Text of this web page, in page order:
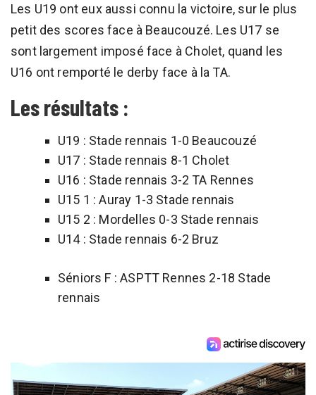
Les U19 ont eux aussi connu la victoire, sur le plus
petit des scores face à Beaucouzé. Les U17 se
sont largement imposé face à Cholet, quand les
U16 ont remporté le derby face à la TA.
Les résultats :
U19 : Stade rennais 1-0 Beaucouzé
U17 : Stade rennais 8-1 Cholet
U16 : Stade rennais 3-2 TA Rennes
U15 1 : Auray 1-3 Stade rennais
U15 2 : Mordelles 0-3 Stade rennais
U14 : Stade rennais 6-2 Bruz
Séniors F : ASPTT Rennes 2-18 Stade
rennais